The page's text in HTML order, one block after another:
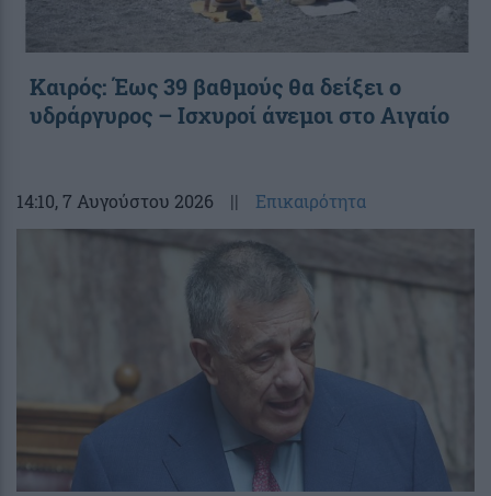
Καιρός: Έως 39 βαθμούς θα δείξει ο
υδράργυρος – Ισχυροί άνεμοι στο Αιγαίο
14:10, 7 Αυγούστου 2026 || Επικαιρότητα